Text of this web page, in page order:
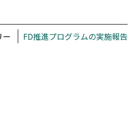
ー FD推進プログラムの実施報告